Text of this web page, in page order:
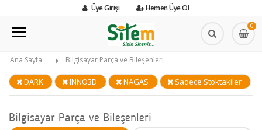
Üye Girişi Hemen Üye Ol
0
Ana Sayfa Bilgisayar Parça ve Bileşenleri
DARK INNO3D NAGAS Sadece Stoktakiler
Bilgisayar Parça ve Bileşenleri